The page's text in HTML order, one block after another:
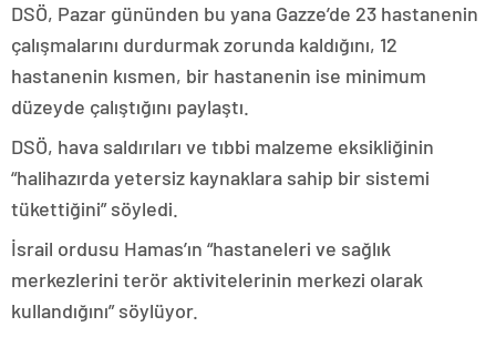
DSÖ, Pazar gününden bu yana Gazze’de 23 hastanenin
çalışmalarını durdurmak zorunda kaldığını, 12
hastanenin kısmen, bir hastanenin ise minimum
düzeyde çalıştığını paylaştı.
DSÖ, hava saldırıları ve tıbbi malzeme eksikliğinin
“halihazırda yetersiz kaynaklara sahip bir sistemi
tükettiğini” söyledi.
İsrail ordusu Hamas’ın “hastaneleri ve sağlık
merkezlerini terör aktivitelerinin merkezi olarak
kullandığını” söylüyor.